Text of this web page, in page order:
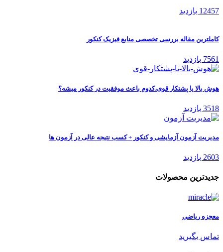
12457 بازدید
کاملترین مقاله بررسی تخصصی منابع فیزیک کنکور
7561 بازدید
هوش بالا یا پشتکار قوی،کدوم باعث موفقیت در کنکور میشه؟
3518 بازدید
مدیریت آزمون آزمایشی و کنکور + کسب نتیجه عالی در آزمون ها
2603 بازدید
جدیدترین محصولات
معجزه ریاضی
تماس بگیرید